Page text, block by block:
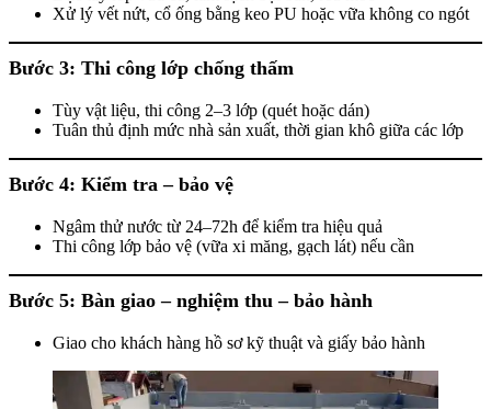
Xử lý vết nứt, cổ ống bằng keo PU hoặc vữa không co ngót
Bước 3: Thi công lớp chống thấm
Tùy vật liệu, thi công 2–3 lớp (quét hoặc dán)
Tuân thủ định mức nhà sản xuất, thời gian khô giữa các lớp
Bước 4: Kiểm tra – bảo vệ
Ngâm thử nước từ 24–72h để kiểm tra hiệu quả
Thi công lớp bảo vệ (vữa xi măng, gạch lát) nếu cần
Bước 5: Bàn giao – nghiệm thu – bảo hành
Giao cho khách hàng hồ sơ kỹ thuật và giấy bảo hành